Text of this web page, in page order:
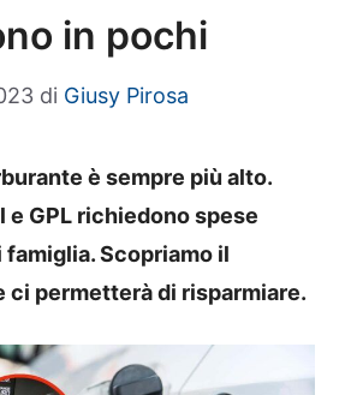
in pochi
di Giusy Pirosa
è sempre più alto.
e GPL richiedono spese
Scopriamo il
permetterà di risparmiare.